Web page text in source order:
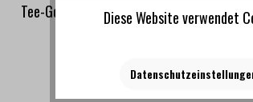
Tee-Geschirr , Tee-Set, Tee-Sieb
Diese Website verwendet